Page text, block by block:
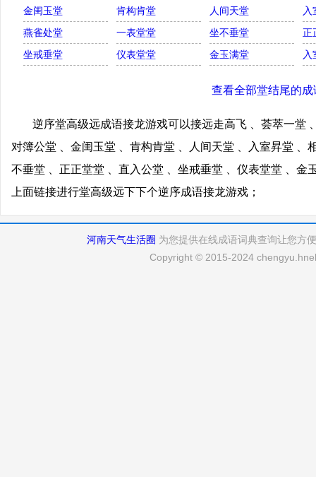
金闺玉堂
肯构肯堂 人间天堂
入
燕雀处堂
一表堂堂 坐不垂堂
正
坐戒垂堂
仪表堂堂 金玉满堂 入
查看全部堂结尾的成
逆序堂高级远成语接龙游戏可以接远走高飞 、荟萃一堂
对簿公堂 、金闺玉堂 、肯构肯堂 、人间天堂 、入室昇堂 、
不垂堂 、正正堂堂 、直入公堂 、坐戒垂堂 、仪表堂堂 、金
上面链接进行堂高级远下下个逆序成语接龙游戏；
河南天气生活圈 为您提供在线成语词典查询让您方
Copyright © 2015-2024